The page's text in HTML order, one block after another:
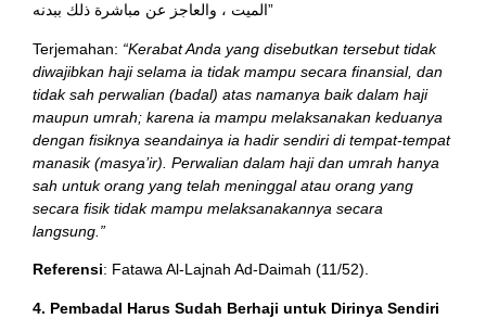
الميت ، والعاجز عن مباشرة ذلك ببدنه”
Terjemahan: “Kerabat Anda yang disebutkan tersebut tidak
diwajibkan haji selama ia tidak mampu secara finansial, dan
tidak sah perwalian (badal) atas namanya baik dalam haji
maupun umrah; karena ia mampu melaksanakan keduanya
dengan fisiknya seandainya ia hadir sendiri di tempat-tempat
manasik (masya’ir). Perwalian dalam haji dan umrah hanya
sah untuk orang yang telah meninggal atau orang yang
secara fisik tidak mampu melaksanakannya secara
langsung.”
Referensi: Fatawa Al-Lajnah Ad-Daimah (11/52).
4. Pembadal Harus Sudah Berhaji untuk Dirinya Sendiri